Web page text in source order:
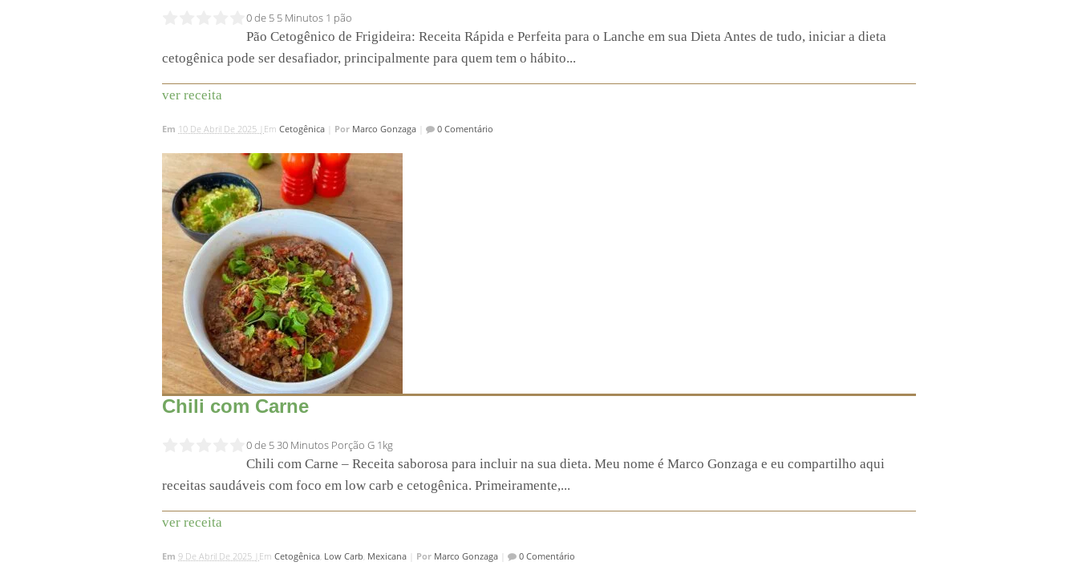
0 de 5 5 Minutos 1 pão
Pão Cetogênico de Frigideira: Receita Rápida e Perfeita para o Lanche em sua Dieta Antes de tudo, iniciar a dieta
cetogênica pode ser desafiador, principalmente para quem tem o hábito...
ver receita
Em 10 De Abril De 2025 | Em Cetogênica Por Marco Gonzaga 0 Comentário
Chili com Carne
0 de 5 30 Minutos Porção G 1kg
Chili com Carne – Receita saborosa para incluir na sua dieta. Meu nome é Marco Gonzaga e eu compartilho aqui
receitas saudáveis com foco em low carb e cetogênica. Primeiramente,...
ver receita
Em 9 De Abril De 2025 | Em Cetogênica Low Carb Mexicana Por Marco Gonzaga 0 Comentário